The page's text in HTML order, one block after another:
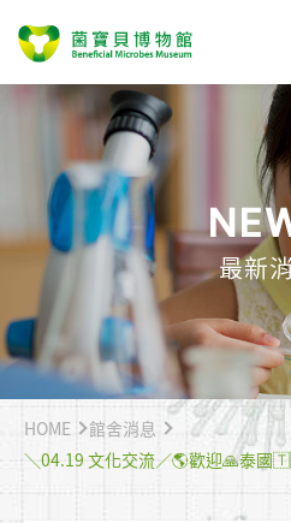
NE
最新
HOME
館舍消息
＼04.19 文化交流／🌎歡迎🙏泰國